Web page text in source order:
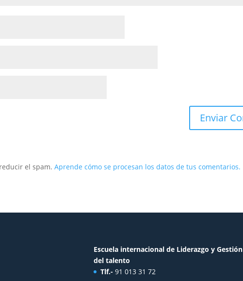
el spam.Aprende cómo se procesan los datos de tus comentarios.
Escuela internacional de Liderazgo y Gestión
del talento
Tlf.- 91 013 31 72